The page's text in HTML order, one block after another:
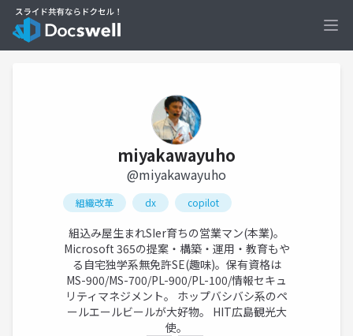
miyakawayuho
@miyakawayuho
組織改革 dx copilot
組込み屋生まれSIer育ちの営業マン(本業)。
Microsoft 365の提案・構築・運用・教育もや
る自宅独学系無免許SE(趣味)。保有資格は
MS-900/MS-700/PL-900/PL-100/情報セキュ
リティマネジメント。 ホップバシバシ系のペ
ールエールビールが大好物。 HIT広島観光大
使。